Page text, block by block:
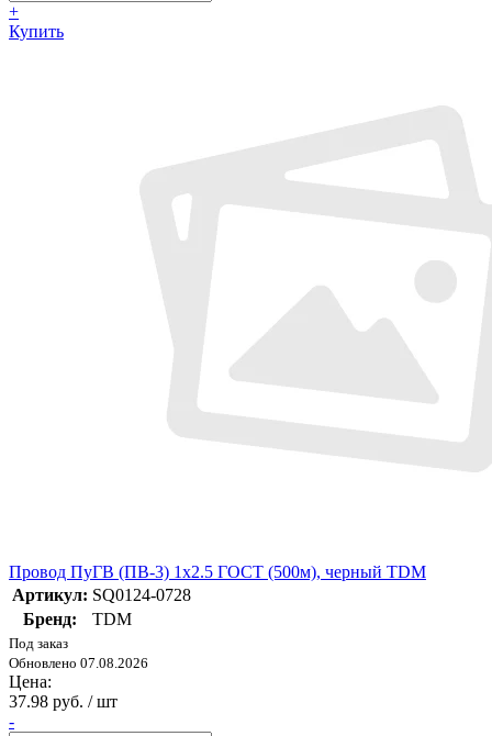
+
Купить
Провод ПуГВ (ПВ-3) 1х2.5 ГОСТ (500м), черный TDM
Артикул: SQ0124-0728
Бренд:
TDM
Под заказ
Обновлено 07.08.2026
Цена:
37.98 руб. / шт
-